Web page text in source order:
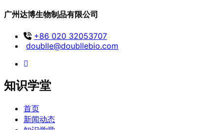
广州达博生物制品有限公司
+86 020 32053707
doublle@doubllebio.com
知识学堂
首页
新闻动态